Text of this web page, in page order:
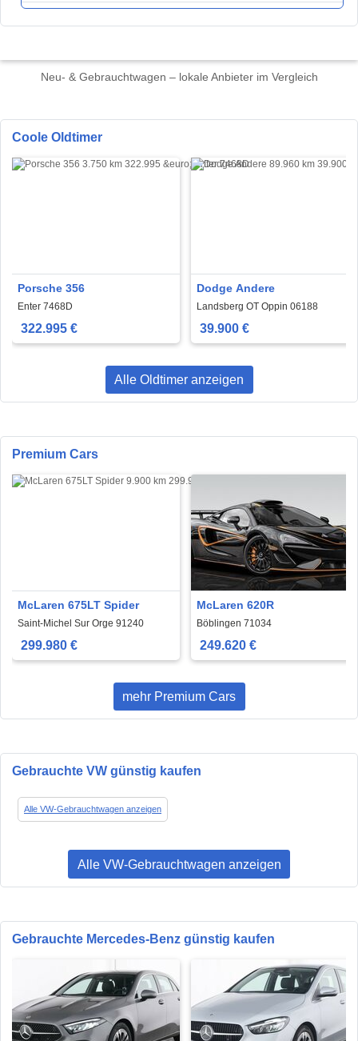
Neu- & Gebrauchtwagen – lokale Anbieter im Vergleich
Coole Oldtimer
Porsche 356
Enter 7468D
322.995 €
Dodge Andere
Landsberg OT Oppin 06188
39.900 €
Alle Oldtimer anzeigen
Premium Cars
McLaren 675LT Spider
Saint-Michel Sur Orge 91240
299.980 €
McLaren 620R
Böblingen 71034
249.620 €
mehr Premium Cars
Gebrauchte VW günstig kaufen
Alle VW-Gebrauchtwagen anzeigen
Alle VW-Gebrauchtwagen anzeigen
Gebrauchte Mercedes-Benz günstig kaufen